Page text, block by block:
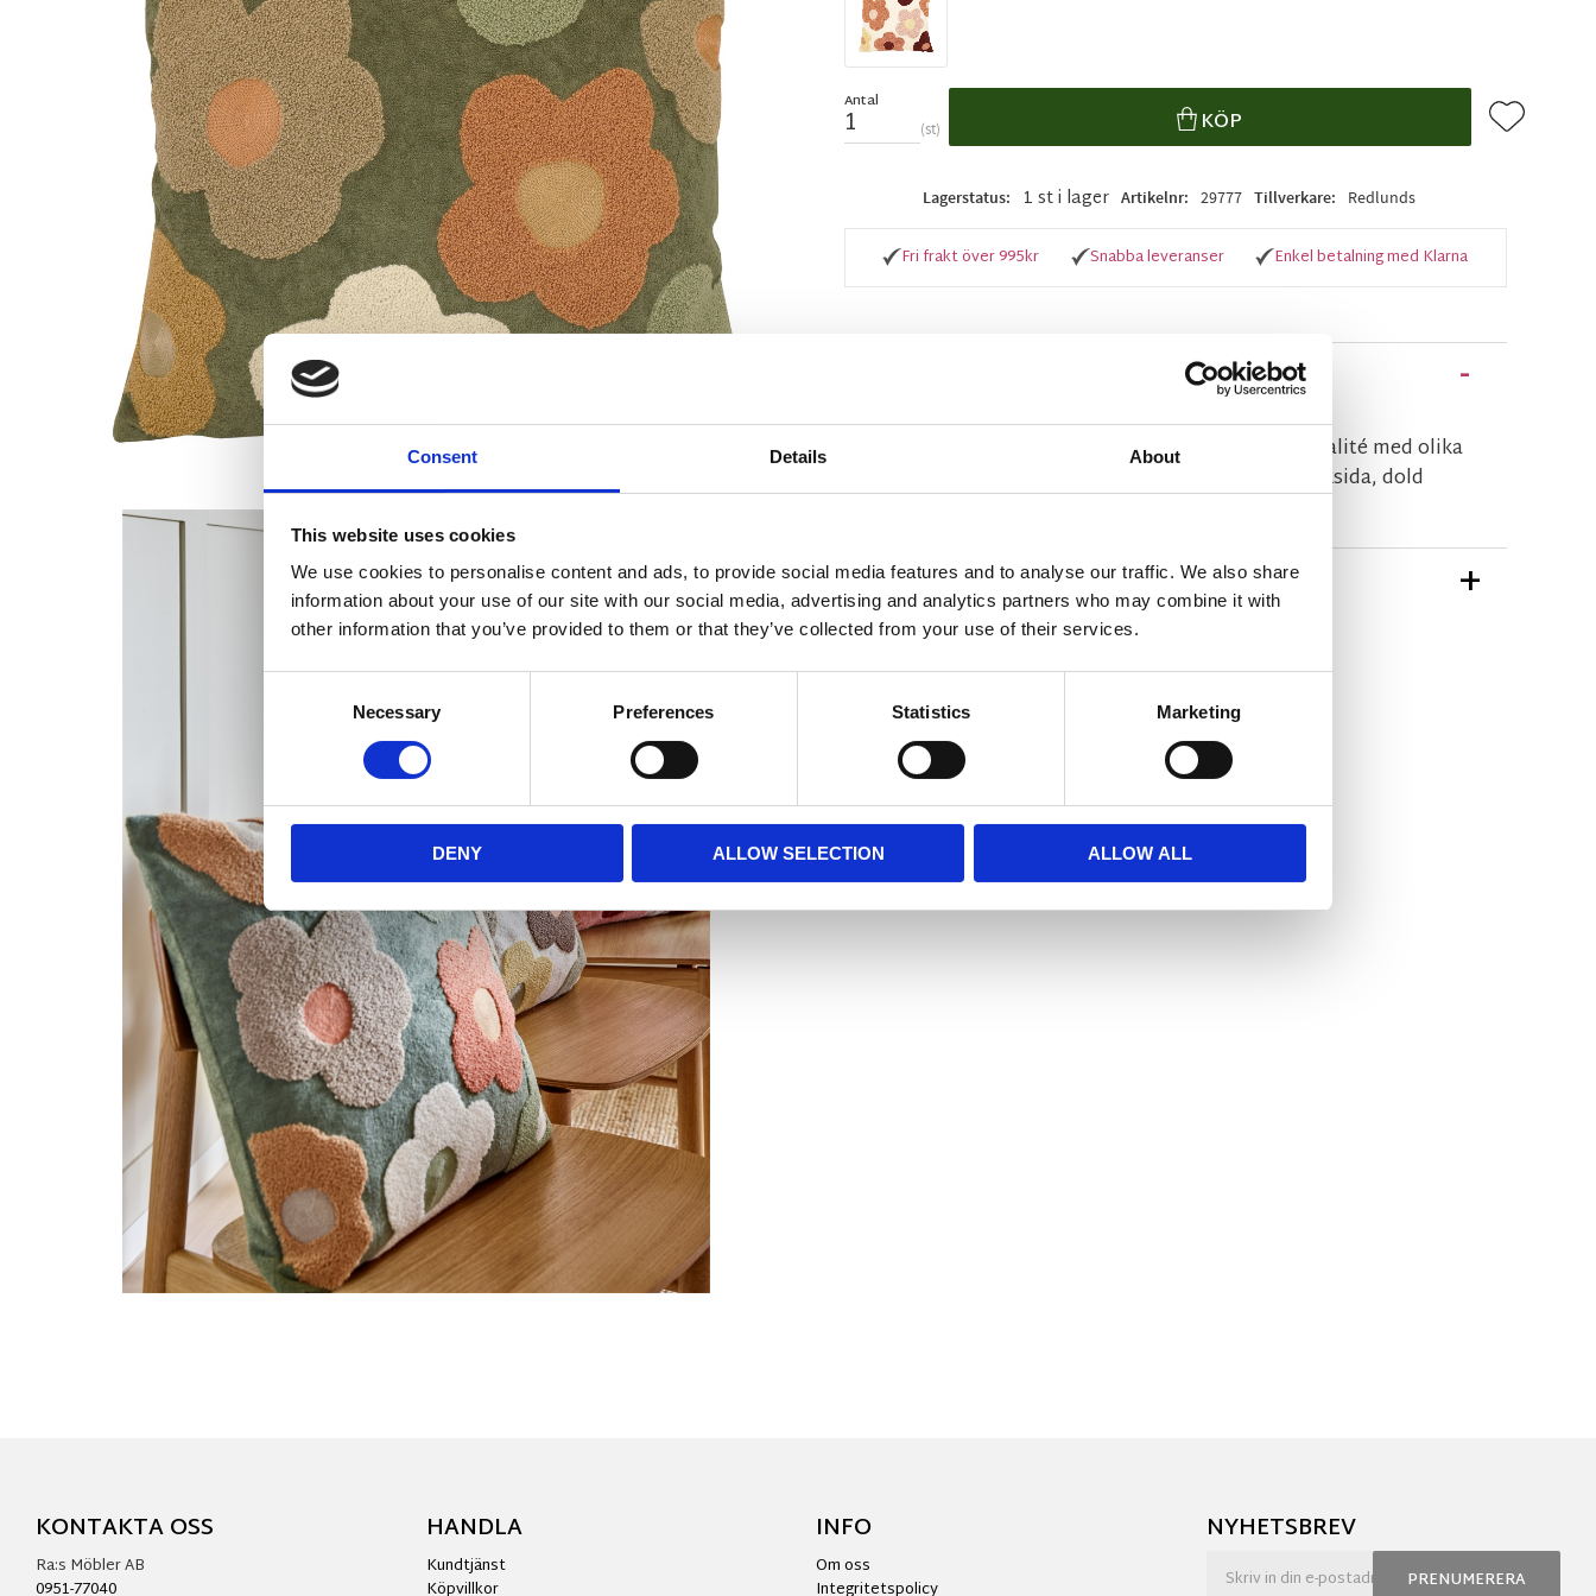
Consent Details About
This website uses cookies
We use cookies to personalise content and ads, to provide social media features and to analyse our traffic. We also share
information about your use of our site with our social media, advertising and analytics partners who may combine it with
other information that you’ve provided to them or that they’ve collected from your use of their services.
Necessary Preferences Statistics Marketing
DENY ALLOW SELECTION ALLOW ALL
Antal
st KÖP Lägg till i
Lagerstatus 1 st i lager Artikelnr 29777 Tillverkare Redlunds
Fri frakt över 995kr Snabba leveranser Enkel betalning med Klarna
Mjukt och skönt kuddfodral i kortklippt "teddy"-kvalité med olika
brodyr-tekniker i form utav blommor. Enfärgad baksida, dold
MÅTT OCH SPECIFIKATIONER
Visa alla produkter från Redlunds
KONTAKTA OSS
Ra:s Möbler AB
0951-77040
HANDLA
Kundtjänst
Köpvillkor
INFO
Om oss
Integritetspolicy
NYHETSBREV
PRENUMERERA